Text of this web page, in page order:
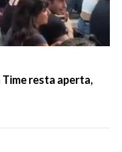
resta aperta,